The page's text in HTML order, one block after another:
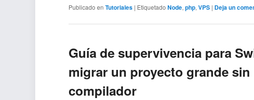
Publicado en Tutoriales | Etiquetado Node,php,VPS | Deja un
Guía de supervivencia para
migrar un proyecto grande sin
compilador